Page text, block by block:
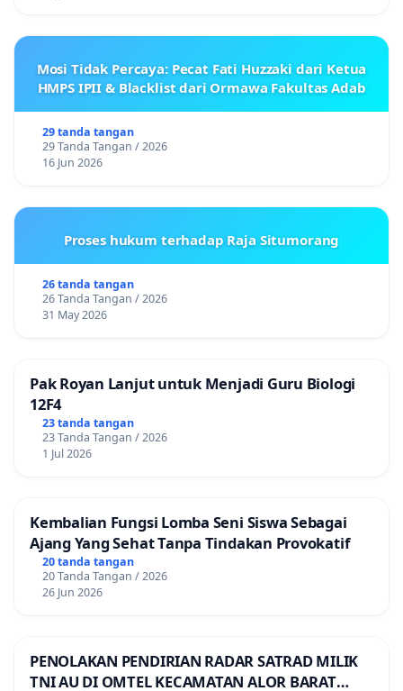
Mosi Tidak Percaya: Pecat Fati Huzzaki dari Ketua
HMPS IPII & Blacklist dari Ormawa Fakultas Adab
29 tanda tangan
29 Tanda Tangan / 2026
16 Jun 2026
Proses hukum terhadap Raja Situmorang
26 tanda tangan
26 Tanda Tangan / 2026
31 May 2026
Pak Royan Lanjut untuk Menjadi Guru Biologi
12F4
23 tanda tangan
23 Tanda Tangan / 2026
1 Jul 2026
Kembalian Fungsi Lomba Seni Siswa Sebagai
Ajang Yang Sehat Tanpa Tindakan Provokatif
20 tanda tangan
20 Tanda Tangan / 2026
26 Jun 2026
PENOLAKAN PENDIRIAN RADAR SATRAD MILIK
TNI AU DI OMTEL KECAMATAN ALOR BARAT